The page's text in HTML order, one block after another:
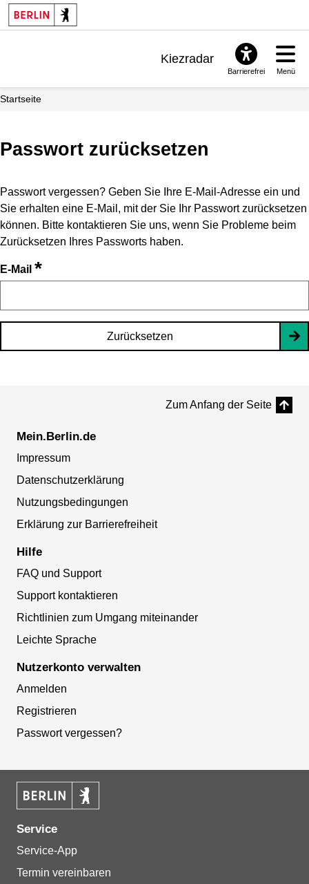
Kiezradar
Barrierefrei Menü
Startseite
Passwort zurücksetzen
Passwort vergessen? Geben Sie Ihre E-Mail-Adresse ein und
Sie erhalten eine E-Mail, mit der Sie Ihr Passwort zurücksetzen
können. Bitte kontaktieren Sie uns, wenn Sie Probleme beim
Zurücksetzen Ihres Passworts haben.
E-Mail *
Zurücksetzen
Zum Anfang der Seite
Mein.Berlin.de
Impressum
Datenschutzerklärung
Nutzungsbedingungen
Erklärung zur Barrierefreiheit
Hilfe
FAQ und Support
Support kontaktieren
Richtlinien zum Umgang miteinander
Leichte Sprache
Nutzerkonto verwalten
Anmelden
Registrieren
Passwort vergessen?
Service
Service-App
Termin vereinbaren